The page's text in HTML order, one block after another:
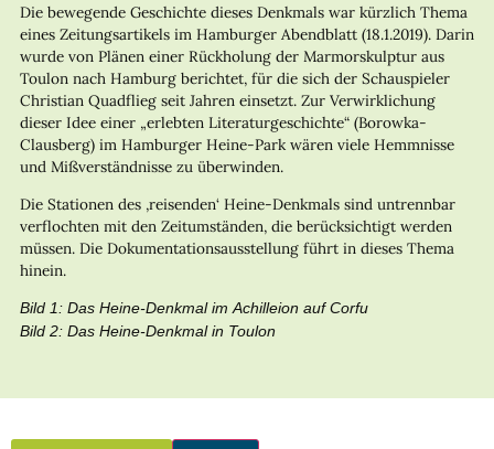
Die bewegende Geschichte dieses Denkmals war kürzlich Thema
eines Zeitungsartikels im Hamburger Abendblatt (18.1.2019). Darin
wurde von Plänen einer Rückholung der Marmorskulptur aus
Toulon nach Hamburg berichtet, für die sich der Schauspieler
Christian Quadflieg seit Jahren einsetzt. Zur Verwirklichung
dieser Idee einer „erlebten Literaturgeschichte“ (Borowka-
Clausberg) im Hamburger Heine-Park wären viele Hemmnisse
und Mißverständnisse zu überwinden.
Die Stationen des ‚reisenden‘ Heine-Denkmals sind untrennbar
verflochten mit den Zeitumständen, die berücksichtigt werden
müssen. Die Dokumentationsausstellung führt in dieses Thema
hinein.
Bild 1: Das Heine-Denkmal im Achilleion auf Corfu
Bild 2: Das Heine-Denkmal in Toulon